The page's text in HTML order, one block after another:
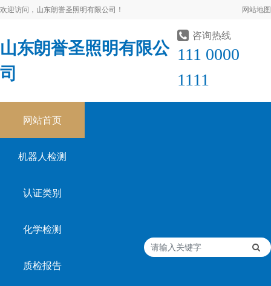
欢迎访问，山东朗誉圣照明有限公司！ 网站地图
山东朗誉圣照明有限公
司
咨询热线
111 0000
1111
网站首页
机器人检测
认证类别
化学检测
质检报告